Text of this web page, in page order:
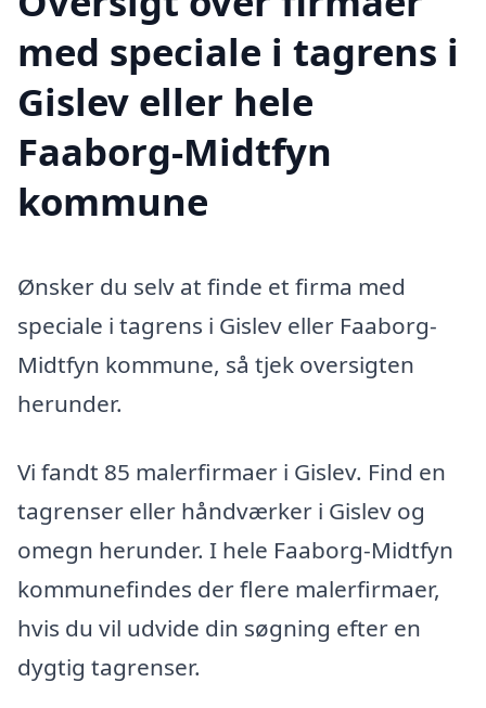
med speciale i tagrens i
Gislev eller hele
Faaborg-Midtfyn
kommune
Ønsker du selv at finde et firma med
speciale i tagrens i Gislev eller Faaborg-
Midtfyn kommune, så tjek oversigten
herunder.
Vi fandt 85 malerfirmaer i Gislev. Find en
tagrenser eller håndværker i Gislev og
omegn herunder. I hele Faaborg-Midtfyn
kommunefindes der flere malerfirmaer,
hvis du vil udvide din søgning efter en
dygtig tagrenser.